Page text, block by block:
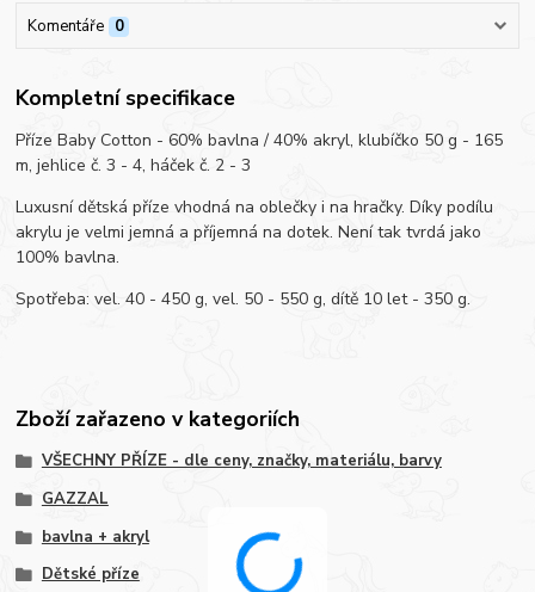
Komentáře 0
Kompletní specifikace
Příze Baby Cotton - 60% bavlna / 40% akryl, klubíčko 50 g - 165
m, jehlice č. 3 - 4, háček č. 2 - 3
Luxusní dětská příze vhodná na oblečky i na hračky. Díky podílu
akrylu je velmi jemná a příjemná na dotek. Není tak tvrdá jako
100% bavlna.
Spotřeba: vel. 40 - 450 g, vel. 50 - 550 g, dítě 10 let - 350 g.
Zboží zařazeno v kategoriích
VŠECHNY PŘÍZE - dle ceny, značky, materiálu, barvy
GAZZAL
bavlna + akryl
Dětské příze